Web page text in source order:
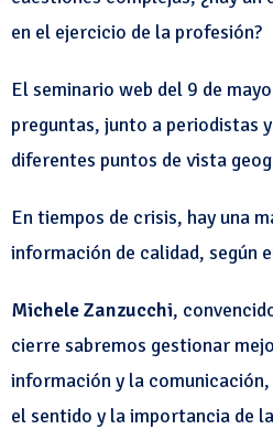
en el ejercicio de la profesión?
El seminario web del 9 de
preguntas, junto a periodistas
diferentes puntos de vista
En tiempos de crisis, hay una
información de calidad, según
Michele Zanzucchi,
cierre sabremos gestionar
información y la
el sentido y la importancia de